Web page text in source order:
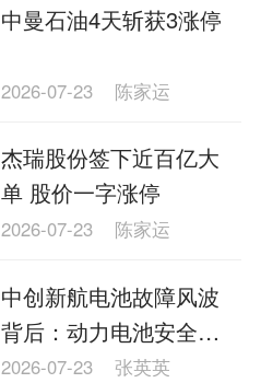
中曼石油4天斩获3涨停
2026-07-23 陈家运
杰瑞股份签下近百亿大
单 股价一字涨停
2026-07-23 陈家运
中创新航电池故障风波
背后：动力电池安全质
量问题何解？
2026-07-23 张英英